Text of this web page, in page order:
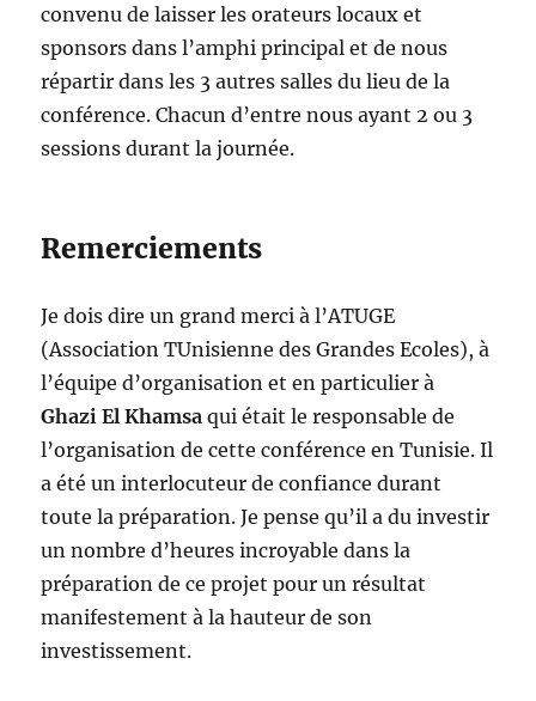
convenu de laisser les orateurs locaux et
sponsors dans l’amphi principal et de nous
répartir dans les 3 autres salles du lieu de la
conférence. Chacun d’entre nous ayant 2 ou 3
sessions durant la journée.
Remerciements
Je dois dire un grand merci à l’ATUGE
(Association TUnisienne des Grandes Ecoles), à
l’équipe d’organisation et en particulier à
Ghazi El Khamsa qui était le responsable de
l’organisation de cette conférence en Tunisie. Il
a été un interlocuteur de confiance durant
toute la préparation. Je pense qu’il a du investir
un nombre d’heures incroyable dans la
préparation de ce projet pour un résultat
manifestement à la hauteur de son
investissement.